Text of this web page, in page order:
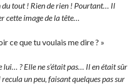
du tout ! Rien de rien ! Pourtant… Il
cette image de la tête…
ce que tu voulais me dire ? »
? Elle ne s’était pas… Il en était sûr
un peu, faisant quelques pas sur